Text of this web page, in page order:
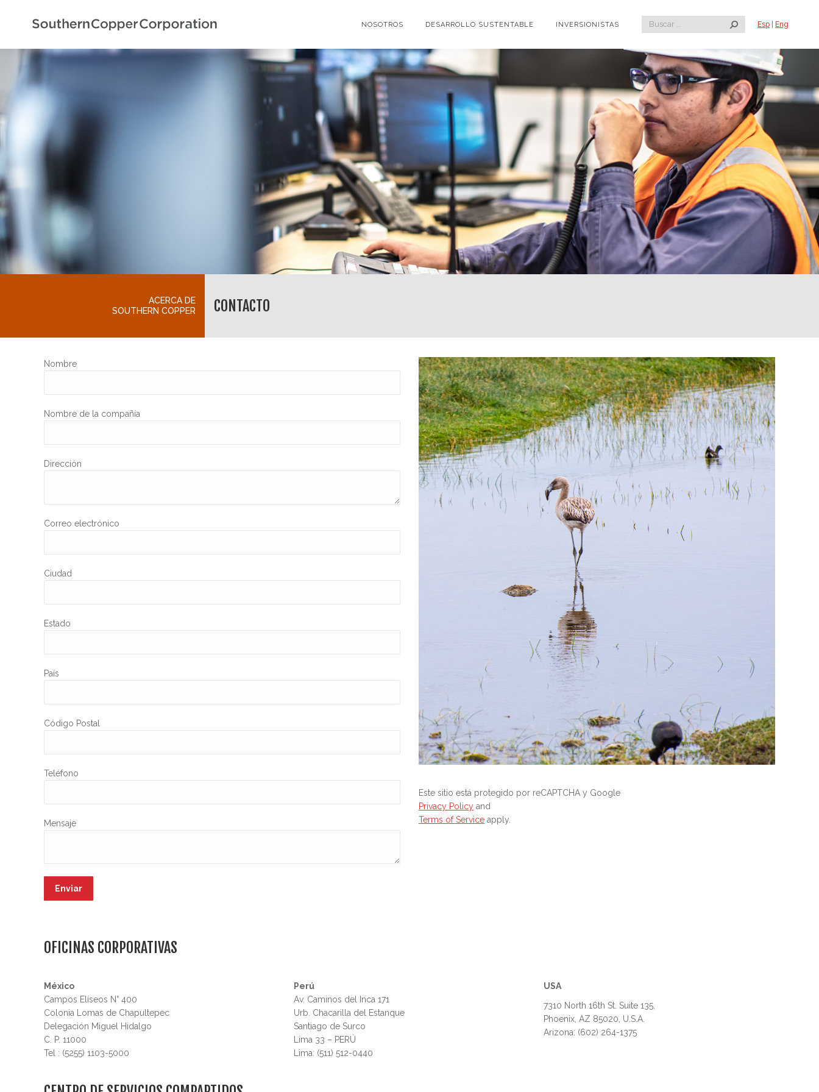
NOSOTROS DESARROLLO SUSTENTABLE INVERSIONISTAS Search: Esp Eng
ACERCA DE
SOUTHERN COPPER
CONTACTO
Nombre
Nombre de la compañía
Dirección
Correo electrónico
Ciudad
Estado
País
Código Postal
Teléfono
Mensaje
Este sitio está protegido por reCAPTCHA y Google
Privacy Policy and
Terms of Service apply.
OFICINAS CORPORATIVAS
México
Campos Elíseos N° 400
Colonia Lomas de Chapultepec
Delegación Miguel Hidalgo
C. P. 11000
Tel : (5255) 1103-5000
Perú
Av. Caminos del Inca 171
Urb. Chacarilla del Estanque
Santiago de Surco
Lima 33 – PERÚ
Lima: (511) 512-0440
USA
7310 North 16th St. Suite 135,
Phoenix, AZ 85020, U.S.A.
Arizona: (602) 264-1375